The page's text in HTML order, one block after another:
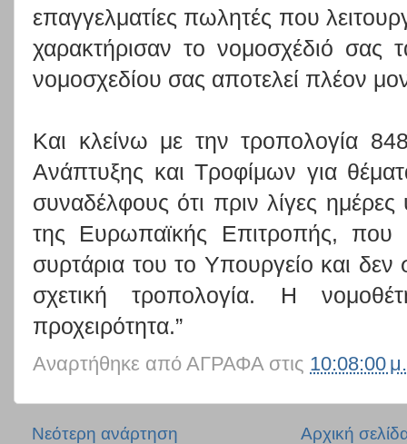
επαγγελματίες πωλητές που
χαρακτήρισαν το νομοσχέδιό
νομοσχεδίου σας αποτελεί πλέον
Και κλείνω με την τροπολογία
Ανάπτυξης και Τροφίμων για
συναδέλφους ότι πριν λίγες
της Ευρωπαϊκής Επιτροπής, που
συρτάρια του το Υπουργείο και
σχετική τροπολογία. Η
προχειρότητα.”
Αναρτήθηκε από ΑΓΡΑΦΑ στις 10:08:00
Νεότερη ανάρτηση Αρχική